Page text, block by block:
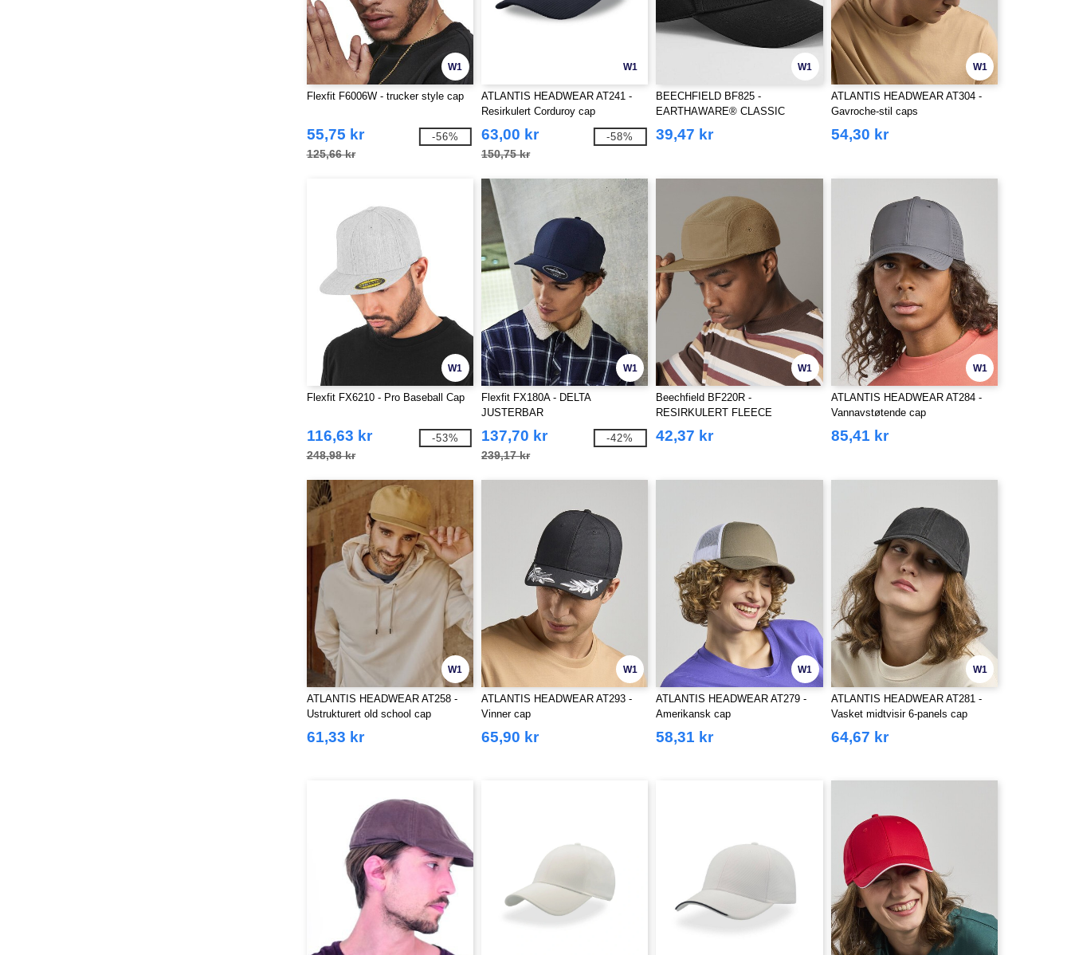
W1
Flexfit F6006W - trucker style cap
55,75 kr
125,66 kr
-56%
W1
ATLANTIS HEADWEAR AT241 -
Resirkulert Corduroy cap
63,00 kr
150,75 kr
-58%
W1
BEECHFIELD BF825 -
EARTHAWARE® CLASSIC
ORGANIC COTTON 5 PANEL CAP
39,47 kr
W1
ATLANTIS HEADWEAR AT304 -
Gavroche-stil caps
54,30 kr
W1
Flexfit FX6210 - Pro Baseball Cap
116,63 kr
248,98 kr
-53%
W1
Flexfit FX180A - DELTA
JUSTERBAR
137,70 kr
239,17 kr
-42%
W1
Beechfield BF220R -
RESIRKULERT FLEECE
OUTDOOR CAMPER CAP
42,37 kr
W1
ATLANTIS HEADWEAR AT284 -
Vannavstøtende cap
85,41 kr
W1
ATLANTIS HEADWEAR AT258 -
Ustrukturert old school cap
61,33 kr
W1
ATLANTIS HEADWEAR AT293 -
Vinner cap
65,90 kr
W1
ATLANTIS HEADWEAR AT279 -
Amerikansk cap
58,31 kr
W1
ATLANTIS HEADWEAR AT281 -
Vasket midtvisir 6-panels cap
64,67 kr